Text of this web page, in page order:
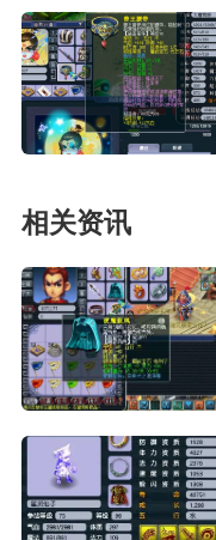
相关资讯